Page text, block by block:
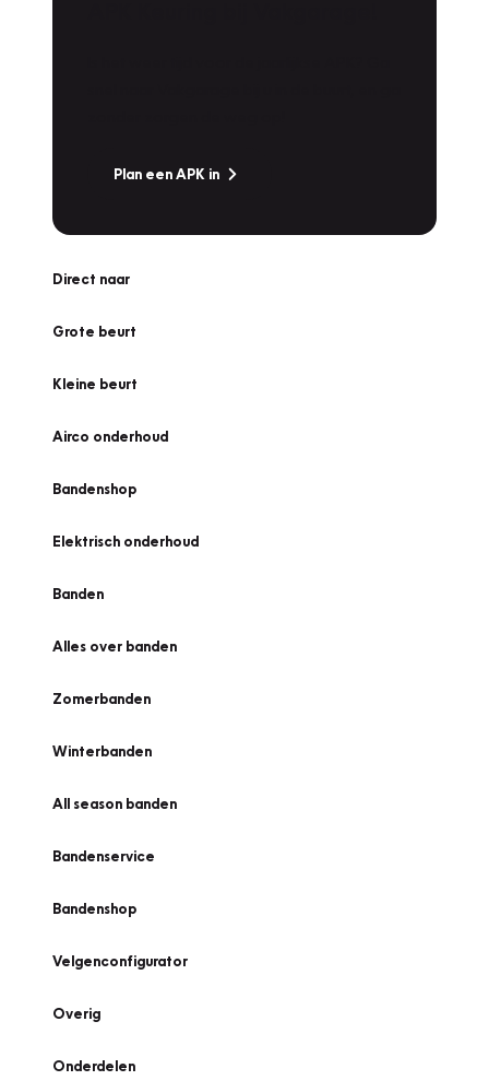
Plan een APK in
Direct naar
Grote beurt
Kleine beurt
Airco onderhoud
Bandenshop
Elektrisch onderhoud
Banden
Alles over banden
Zomerbanden
Winterbanden
All season banden
Bandenservice
Bandenshop
Velgenconfigurator
Overig
Onderdelen